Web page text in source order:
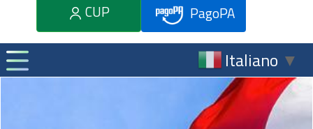
CUP
PagoPA
Italiano ▼